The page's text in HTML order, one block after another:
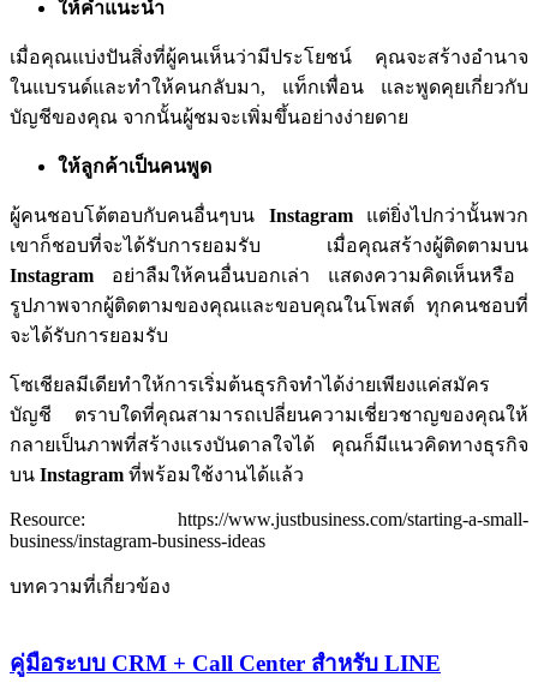
ให้คำแนะนำ
เมื่อคุณแบ่งปันสิ่งที่ผู้คนเห็นว่ามีประโยชน์
คุณจะสร้างอำนาจ
ในแบรนด์และทำให้คนกลับมา, แท็กเพื่อน
และพูดคุยเกี่ยวกับ
บัญชีของคุณ จากนั้นผู้ชมจะเพิ่มขึ้นอย่างง่ายดาย
ให้ลูกค้าเป็นคนพูด
ผู้คนชอบโต้ตอบกับคนอื่นๆบน Instagram แต่ยิ่งไปกว่านั้นพวก
เขาก็ชอบที่จะได้รับการยอมรับ
เมื่อคุณสร้างผู้ติดตามบน
Instagram อย่าลืมให้คนอื่นบอกเล่า
แสดงความคิดเห็นหรือ
รูปภาพจากผู้ติดตามของคุณและขอบคุณในโพสต์ ทุกคนชอบที่
จะได้รับการยอมรับ
โซเชียลมีเดียทำให้การเริ่มต้นธุรกิจทำได้ง่ายเพียงแค่สมัคร
บัญชี
ตราบใดที่คุณสามารถเปลี่ยนความเชี่ยวชาญของคุณให้
กลายเป็นภาพที่สร้างแรงบันดาลใจได้
คุณก็มีแนวคิดทางธุรกิจ
บน Instagram ที่พร้อมใช้งานได้แล้ว
Resource: https://www.justbusiness.com/starting-a-small-
business/instagram-business-ideas
บทความที่เกี่ยวข้อง
คู่มือระบบ CRM + Call Center สำหรับ LINE